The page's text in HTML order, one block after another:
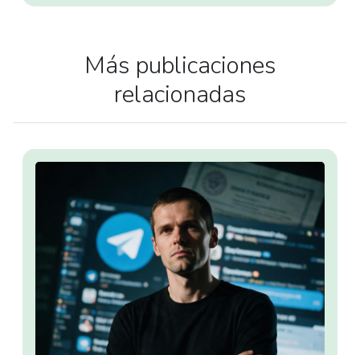
Más publicaciones
relacionadas